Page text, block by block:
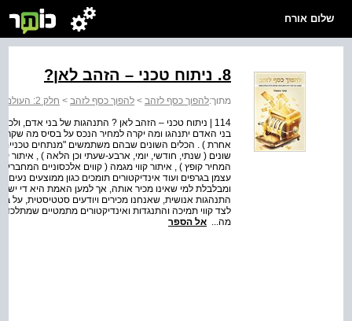
שלום אורח
8. ניתוח טכני – הזהב לאן?
מתוך:להפוך כסף לזהב > להפוך כסף לזהב > חלק 2: העולם היום
114 | ניתוח טכני – הזהב לאן ? התנהגות של בני אדם,
בני האדם יתנהגו ומה יקרה למחיר הנכס על בסיס מה שקרה
אחרת ) . הכלים השונים שבהם משתמשים "מנתחים טכניים" הם
שונים ( שנתי, חודשי, יומי, ארבע-שעתי וכן הלאה ) , איתור
המחיר קופץ ) , איתור קווי מגמה ( קווים אלכסוניים
ומבלבלת למי שאינו מכיר אותה, אך למען האמת היא די
התנהגות אנושית, שאנחנו מכירים ויודעים סטטיסטית,
לצד קווי תמיכה והתנגדות ואינדיקטורים מתמטיים
מה... אל הספר